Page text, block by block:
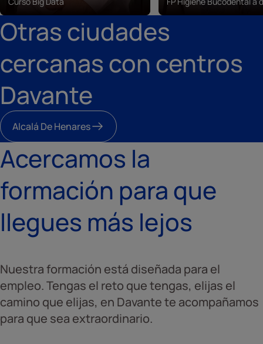
Otras ciudades
cercanas con centros
Davante
Alcalá De Henares
Acercamos la
formación para que
llegues más lejos
Nuestra formación está diseñada para el
empleo. Tengas el reto que tengas, elijas el
camino que elijas, en Davante te acompañamos
para que sea extraordinario.